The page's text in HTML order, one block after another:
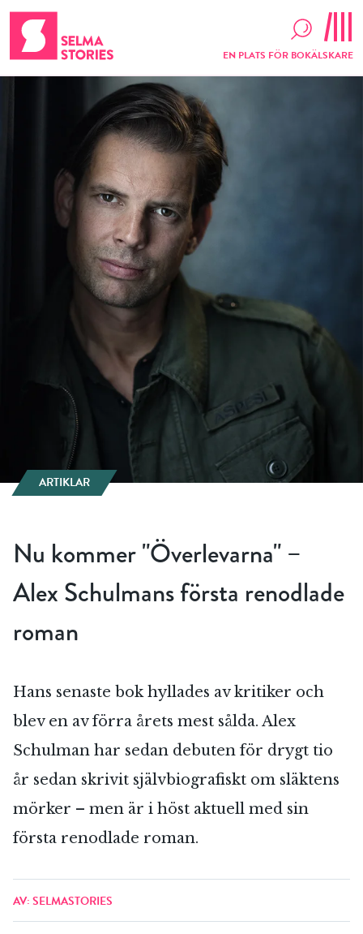
EN PLATS FÖR BOKÄLSKARE
ARTIKLAR
Nu kommer "Överlevarna" –
Alex Schulmans första renodlade
roman
Hans senaste bok hyllades av kritiker och
blev en av förra årets mest sålda. Alex
Schulman har sedan debuten för drygt tio
år sedan skrivit självbiografiskt om släktens
mörker – men är i höst aktuell med sin
första renodlade roman.
AV: SELMASTORIES